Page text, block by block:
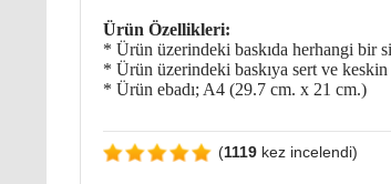
Ürün Özellikleri:
* Ürün üzerindeki baskıda herhangi bir
* Ürün üzerindeki baskıya sert ve keskin
* Ürün ebadı; A4 (29.7 cm. x 21 cm.)
(1119 kez incelendi)